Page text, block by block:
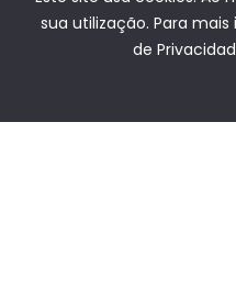
sua utilização. Para
de